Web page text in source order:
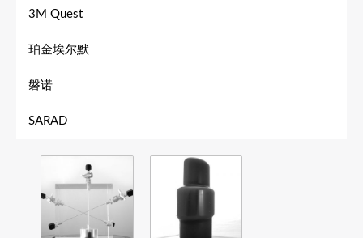
3M Quest
珀金埃尔默
磐诺
SARAD